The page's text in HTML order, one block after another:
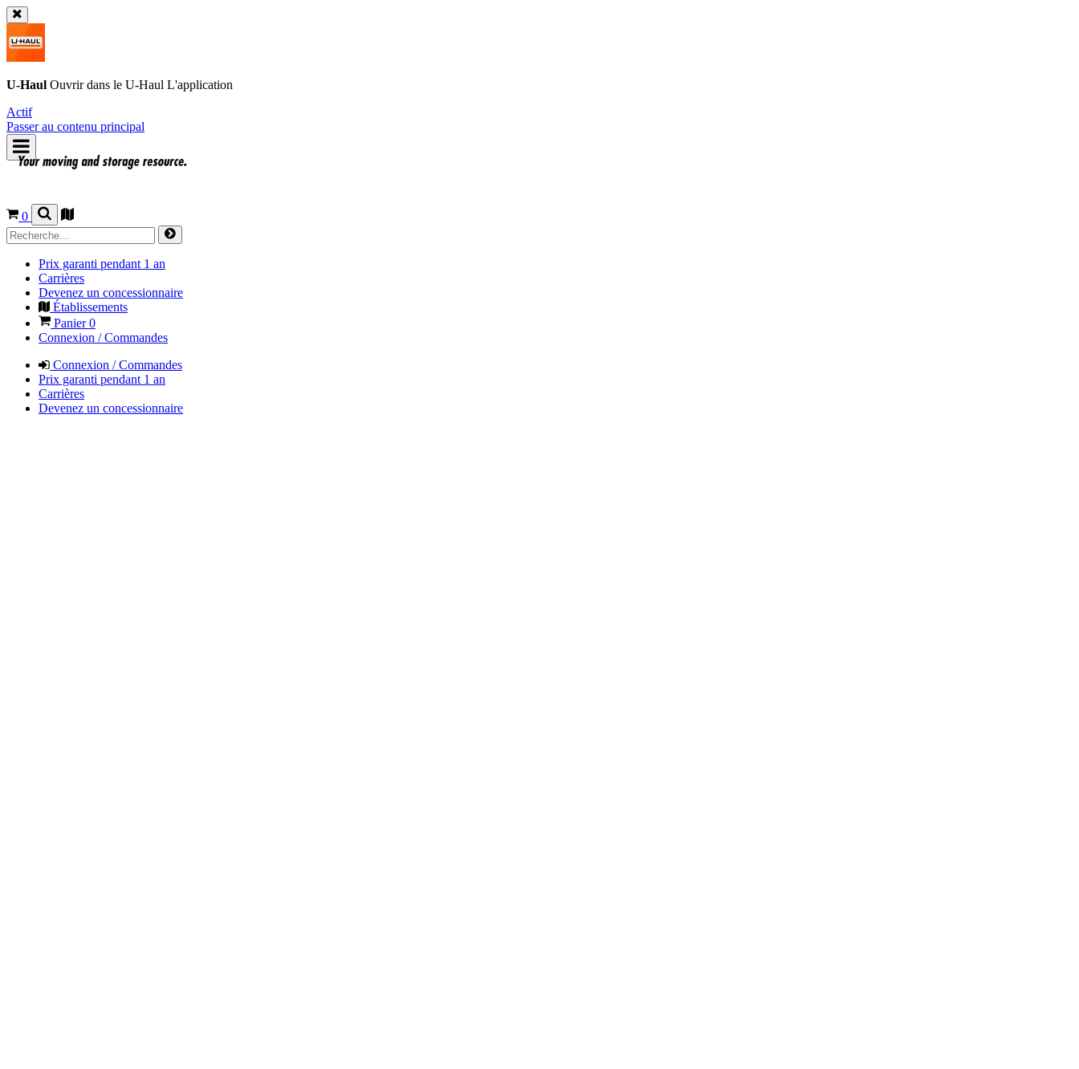
U-Haul Ouvrir dans le U-Haul L'application
Actif
Passer au contenu principal
0
Prix garanti pendant 1 an
Carrières
Devenez un concessionnaire
Établissements
Panier0
Connexion / Commandes
Connexion / Commandes
Prix garanti pendant 1 an
Carrières
Devenez un concessionnaire